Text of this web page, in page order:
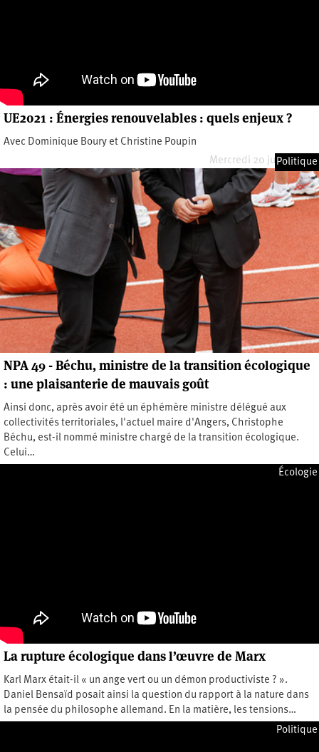
UE2021 : Énergies renouvelables : quels enjeux ?
Avec Dominique Boury et Christine Poupin
Mercredi 20 juillet 2022
Politique
NPA 49 - Béchu, ministre de la transition écologique
: une plaisanterie de mauvais goût
Ainsi donc, après avoir été un éphémère ministre délégué aux
collectivités territoriales, l'actuel maire d'Angers, Christophe
Béchu, est-il nommé ministre chargé de la transition écologique.
Celui…
Lundi 4 juillet 2022
Écologie
La rupture écologique dans l’œuvre de Marx
Karl Marx était-il « un ange vert ou un démon productiviste ? ».
Daniel Bensaïd posait ainsi la question du rapport à la nature dans
la pensée du philosophe allemand. En la matière, les tensions…
Samedi 30 avril 2022
Politique